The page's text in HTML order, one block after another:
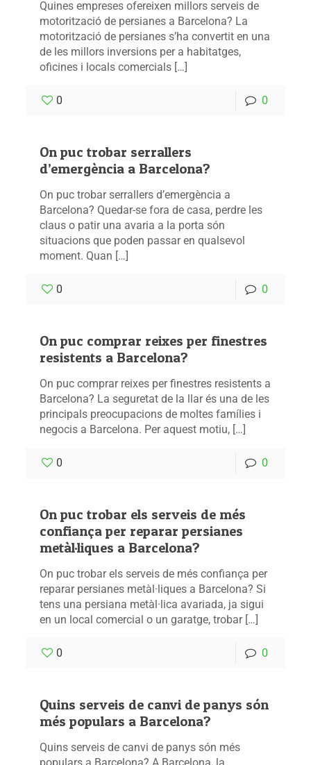
Quines empreses ofereixen millors serveis de
motorització de persianes a Barcelona? La
motorització de persianes s’ha convertit en una
de les millors inversions per a habitatges,
oficines i locals comercials […]
0 0
On puc trobar serrallers
d’emergència a Barcelona?
On puc trobar serrallers d’emergència a
Barcelona? Quedar-se fora de casa, perdre les
claus o patir una avaria a la porta són
situacions que poden passar en qualsevol
moment. Quan […]
0 0
On puc comprar reixes per finestres
resistents a Barcelona?
On puc comprar reixes per finestres resistents a
Barcelona? La seguretat de la llar és una de les
principals preocupacions de moltes famílies i
negocis a Barcelona. Per aquest motiu, […]
0 0
On puc trobar els serveis de més
confiança per reparar persianes
metàl·liques a Barcelona?
On puc trobar els serveis de més confiança per
reparar persianes metàl·liques a Barcelona? Si
tens una persiana metàl·lica avariada, ja sigui
en un local comercial o un garatge, trobar […]
0 0
Quins serveis de canvi de panys són
més populars a Barcelona?
Quins serveis de canvi de panys són més